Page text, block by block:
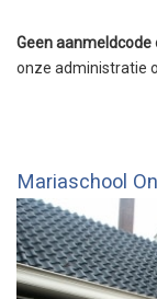
Geen aanmeldcode
onze administratie
Mariaschool